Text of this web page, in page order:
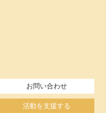
お問い合わせ
活動を支援する